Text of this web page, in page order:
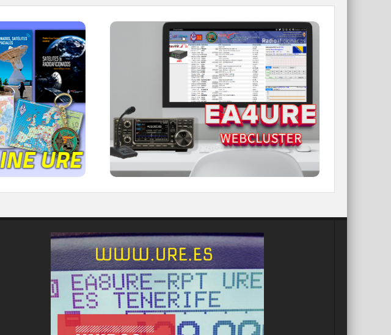
URE
camisetas,
y mucho más...
WEBCLUSTER EA4URE
Conoce el nuevo WebCluster de URE,
ahora con nuevos filtros e información y
compatible con GDURE
IR A WEBCLUSTER